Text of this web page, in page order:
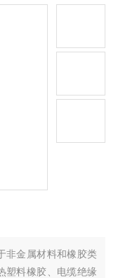
非金属材料和橡胶类
塑料橡胶、电缆绝缘